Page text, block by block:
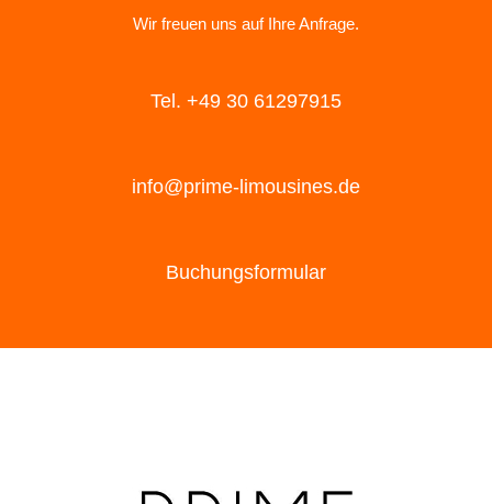
Wir freuen uns auf Ihre Anfrage.
Tel. +49 30 61297915
info@prime-limousines.de
Buchungsformular